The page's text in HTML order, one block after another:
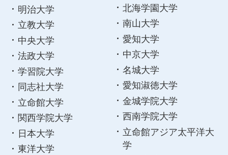
明治大学
立教大学
中央大学
法政大学
学習院大学
同志社大学
立命館大学
関西学院大学
日本大学
東洋大学
北海学園大学
南山大学
愛知大学
中京大学
名城大学
愛知淑徳大学
金城学院大学
西南学院大学
立命館アジア太平洋大
学